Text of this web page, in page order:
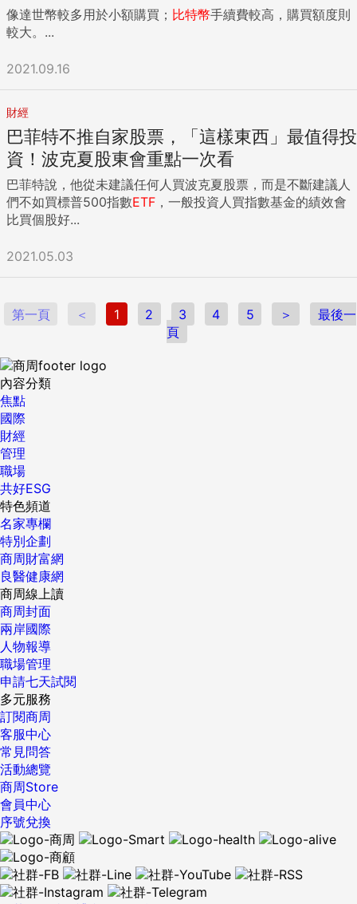
像達世幣較多用於小額購買； 比特幣手續費較高，購買額度則
較大。...
2021.09.16
財經
巴菲特不推自家股票，「這樣東西」最值得投
資！波克夏股東會重點一次看
巴菲特說，他從未建議任何人買波克夏股票，而是不斷建議人
們不如買標普500指數ETF ，一般投資人買指數基金的績效會
比買個股好...
2021.05.03
第一頁 ＜ 1 2 3 4 5 ＞
最後一
頁
內容分類
焦點
國際
財經
管理
職場
共好ESG
特色頻道
名家專欄
特別企劃
商周財富網
良醫健康網
商周線上讀
商周封面
兩岸國際
人物報導
職場管理
申請七天試閱
多元服務
訂閱商周
客服中心
常見問答
活動總覽
商周Store
會員中心
序號兌換